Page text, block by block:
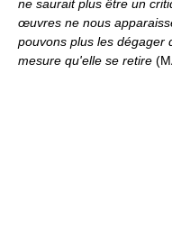
ne saurait plus être un
œuvres ne nous
pouvons plus les dégager
mesure qu'elle se retire